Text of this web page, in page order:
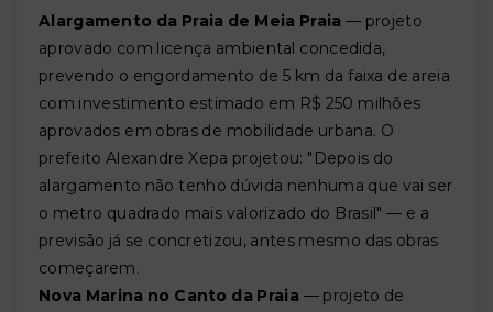
Alargamento da Praia de Meia Praia — projeto
aprovado com licença ambiental concedida,
prevendo o engordamento de 5 km da faixa de areia
com investimento estimado em R$ 250 milhões
aprovados em obras de mobilidade urbana. O
prefeito Alexandre Xepa projetou: "Depois do
alargamento não tenho dúvida nenhuma que vai ser
o metro quadrado mais valorizado do Brasil" — e a
previsão já se concretizou, antes mesmo das obras
começarem.
Nova Marina no Canto da Praia — projeto de